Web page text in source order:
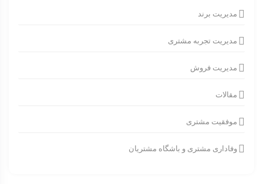
مدیریت برند
مدیریت تجربه مشتری
مدیریت فروش
مقالات
موفقیت مشتری
وفاداری مشتری و باشگاه مشتریان